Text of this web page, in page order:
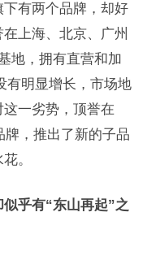
有两个品牌，却好
上海、北京、广州
地，拥有直营和加
有明显增长，市场地
一劣势，顶誉在
牌，推出了新的子品
。
似乎有“东山再起”之